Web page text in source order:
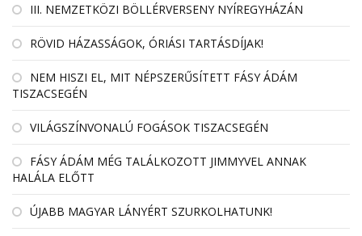
III. NEMZETKÖZI BÖLLÉRVERSENY NYÍREGYHÁZÁN
RÖVID HÁZASSÁGOK, ÓRIÁSI TARTÁSDÍJAK!
NEM HISZI EL, MIT NÉPSZERŰSÍTETT FÁSY ÁDÁM
TISZACSEGÉN
VILÁGSZÍNVONALÚ FOGÁSOK TISZACSEGÉN
FÁSY ÁDÁM MÉG TALÁLKOZOTT JIMMYVEL ANNAK
HALÁLA ELŐTT
ÚJABB MAGYAR LÁNYÉRT SZURKOLHATUNK!